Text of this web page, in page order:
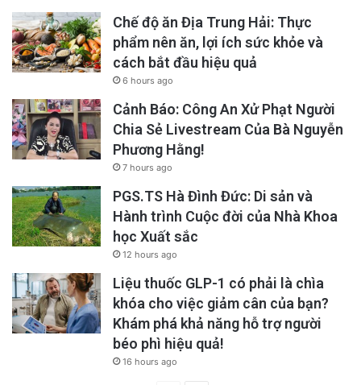
Chế độ ăn Địa Trung Hải: Thực
phẩm nên ăn, lợi ích sức khỏe và
cách bắt đầu hiệu quả
6 hours ago
Cảnh Báo: Công An Xử Phạt Người
Chia Sẻ Livestream Của Bà Nguyễn
Phương Hằng!
7 hours ago
PGS.TS Hà Đình Đức: Di sản và
Hành trình Cuộc đời của Nhà Khoa
học Xuất sắc
12 hours ago
Liệu thuốc GLP-1 có phải là chìa
khóa cho việc giảm cân của bạn?
Khám phá khả năng hỗ trợ người
béo phì hiệu quả!
16 hours ago